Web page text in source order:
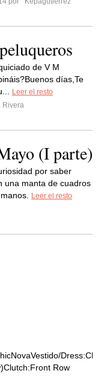
de V M
días,Te
Leer el resto
Rivera
(I parte)
por saber
una manta de cuadros
Leer el resto
Row